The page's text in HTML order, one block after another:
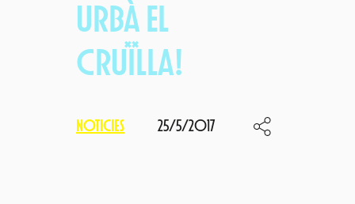
URBÀ EL
CRUÏLLA!
NOTICIES 25/5/2017